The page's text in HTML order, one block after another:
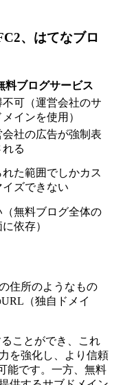
、はてなブロ
料ブログサービス
不可（運営会社のサ
インを使用）
会社の広告が強制表
れる
れた範囲でしかカス
イズできない
（無料ブログ全体の
依存）
住所のようなもの
（独自ドメイ
ことができ、これ
を強化し、より信頼
能です。一方、無料